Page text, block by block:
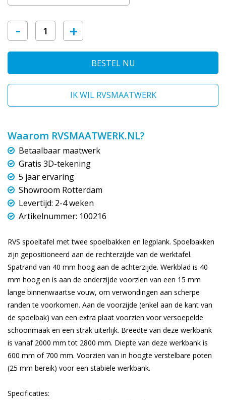
- +
BESTEL NU
IK WIL RVSMAATWERK
Waarom RVSMAATWERK.NL?
Betaalbaar maatwerk
Gratis 3D-tekening
5 jaar ervaring
Showroom Rotterdam
Levertijd: 2-4 weken
Artikelnummer: 100216
RVS spoeltafel met twee spoelbakken en legplank. Spoelbakken
zijn gepositioneerd aan de rechterzijde van de werktafel.
Spatrand van 40 mm hoog aan de achterzijde. Werkblad is 40
mm hoog en is aan de onderzijde voorzien van een 15 mm
lange binnenwaartse vouw, om verwondingen aan scherpe
randen te voorkomen. Aan de voorzijde (enkel aan de kant van
de spoelbak) van een extra plaat voorzien voor versoepelde
schoonmaak en een strak uiterlijk. Breedte van deze werkbank
is vanaf 2000 mm tot 2800 mm. Diepte van deze werkbank is
600 mm of 700 mm. Voorzien van in hoogte verstelbare poten
(25 mm bereik) voor een stabiele werkbank.
Specificaties: